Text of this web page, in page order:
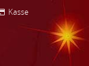
Kasse